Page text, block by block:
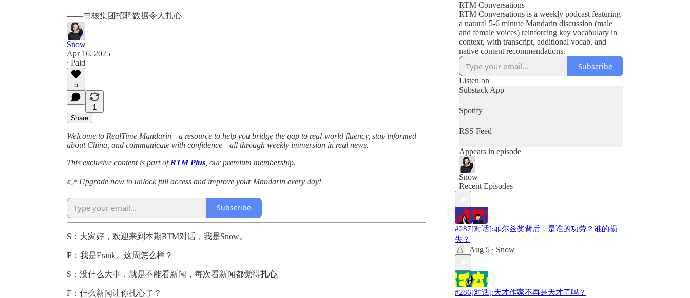
——中核集团招聘数据令人扎心
Snow
Apr 16, 2025
∙ Paid
5
1
Share
Welcome to RealTime Mandarin—a resource to help you bridge the gap to real-world fluency, stay informed
about China, and communicate with confidence—all through weekly immersion in real news.
This exclusive content is part ofRTM Plus , our premium membership.
👉 Upgrade now to unlock full access and improve your Mandarin every day!
Subscribe
S ：大家好，欢迎来到本期RTM对话，我是Snow。
F ：我是Frank。这周怎么样？
S：没什么大事，就是不能看新闻，每次看新闻都觉得扎心。
F：什么新闻让你扎心了？
RTM Conversations
RTM Conversations is a weekly podcast featuring
a natural 5-6 minute Mandarin discussion (male
and female voices) reinforcing key vocabulary in
context, with transcript, additional vocab, and
native content recommendations.
Subscribe
Listen on
Substack App
Spotify
RSS Feed
Appears in episode
Snow
Recent Episodes
#287[对话]:菲尔兹奖背后，是谁的功劳？谁的损
失？
Aug 5 • Snow
#286[对话]:天才作家不再是天才了吗？